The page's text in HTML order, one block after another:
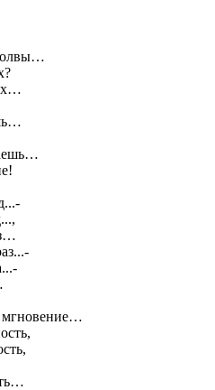
мгновение…